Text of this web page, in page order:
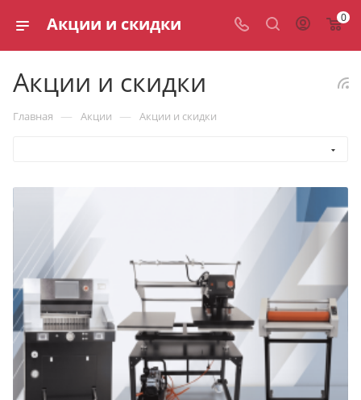
Акции и скидки 0
Акции и скидки
Главная — Акции — Акции и скидки